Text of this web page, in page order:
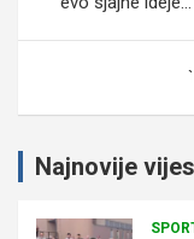
Najnovije